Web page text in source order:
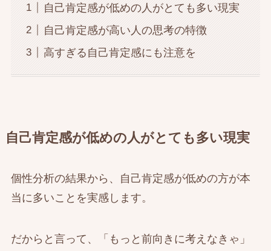
自己肯定感が低めの人がとても多い現実
自己肯定感が高い人の思考の特徴
高すぎる自己肯定感にも注意を
自己肯定感が低めの人がとても多い現実
個性分析の結果から、自己肯定感が低めの方が本
当に多いことを実感します。
だからと言って、「もっと前向きに考えなきゃ」